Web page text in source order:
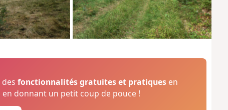
desfonctionnalités gratuites et pratiques en
donnant un petit coup de pouce !